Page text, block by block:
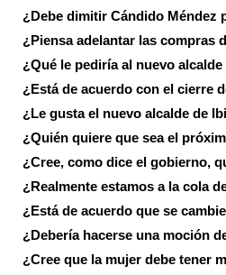
¿Debe dimitir Cándido Méndez
¿Piensa adelantar las compras
¿Qué le pediría al nuevo alcalde
¿Está de acuerdo con el cierre
¿Le gusta el nuevo alcalde de
¿Quién quiere que sea el
¿Cree, como dice el gobierno,
¿Realmente estamos a la cola
¿Está de acuerdo que se
¿Debería hacerse una moción
¿Cree que la mujer debe tener